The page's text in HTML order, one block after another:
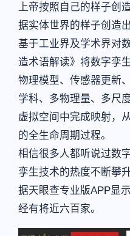
上帝按照自己的样子创
据实体世界的样子创造
基于工业界及学术界对
造术语解读》将数字孪
物理模型、传感器更新
学科、多物理量、多尺
虚拟空间中完成映射，
的全生命周期过程。
相信很多人都听说过数
孪生技术的热度不断攀
据天眼查专业版APP显
经有将近六百家。